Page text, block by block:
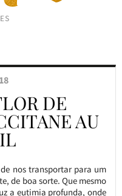
DE
AU
nos transportar para um
de boa sorte. Que mesmo
a eutimia profunda, onde